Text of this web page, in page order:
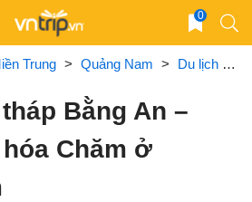
0
Trung > Quảng Nam > Du lịch Hội An
Bằng An –
Chăm ở